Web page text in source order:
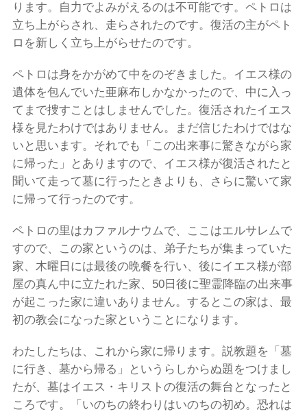
ります。自力でよみがえるのは不可能です。ペトロは
立ち上がらされ、走らされたのです。復活の主がペト
ロを新しく立ち上がらせたのです。
ペトロは身をかがめて中をのぞきました。イエス様の
遺体を包んでいた亜麻布しかなかったので、中に入っ
てまで捜すことはしませんでした。復活されたイエス
様を見たわけではありません。まだ信じたわけではな
いと思います。それでも「この出来事に驚きながら家
に帰った」とありますので、イエス様が復活されたと
聞いて走って墓に行ったときよりも、さらに驚いて家
に帰って行ったのです。
ペトロの里はカファルナウムで、ここはエルサレムで
すので、この家というのは、弟子たちが集まっていた
家、木曜日には最後の晩餐を行い、後にイエス様が部
屋の真ん中に立たれた家、50日後に聖霊降臨の出来事
が起こった家に違いありません。するとこの家は、最
初の教会になった家ということになります。
わたしたちは、これから家に帰ります。説教題を「墓
に行き、墓から帰る」というらしからぬ題をつけまし
たが、墓はイエス・キリストの復活の舞台となったと
ころです。「いのちの終わりはいのちの初め。恐れは